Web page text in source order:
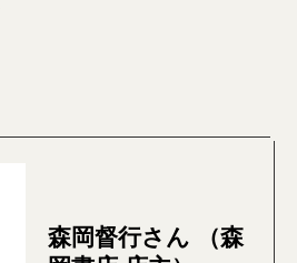
森岡督行さん （森